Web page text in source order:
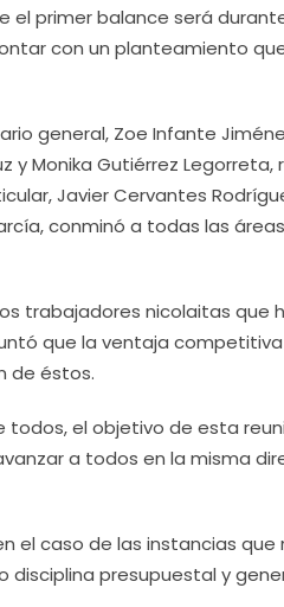
el primer balance será
con un planteamiento
general, Zoe Infante
y Monika Gutiérrez
Javier Cervantes
conminó a todas las
trabajadores nicolaitas
que la ventaja
de éstos.
todos, el objetivo de esta
a todos en la misma
el caso de las instancias
disciplina presupuestal y